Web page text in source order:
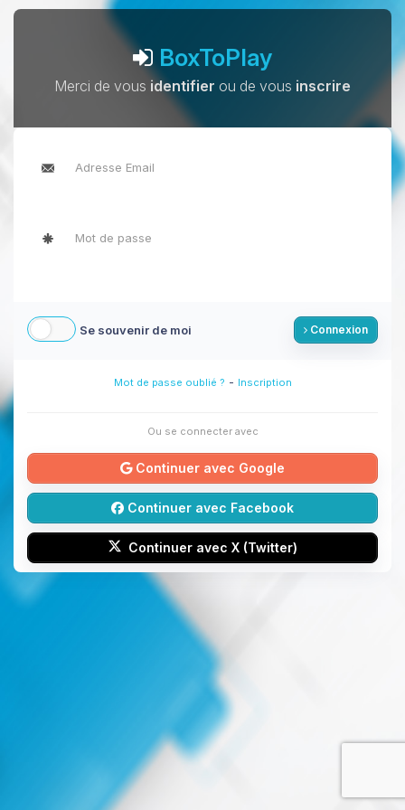
BoxToPlay
Merci de vous identifier ou de vous inscrire
Se souvenir de moi Connexion
Mot de passe oublié ? - Inscription
Ou se connecter avec
Continuer avec Google
Continuer avec Facebook
Continuer avec X (Twitter)